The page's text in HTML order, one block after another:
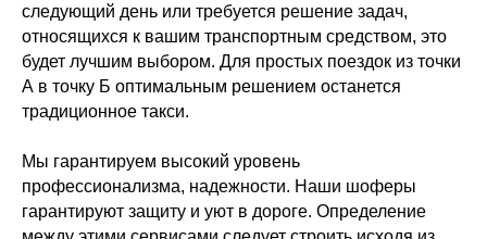
следующий день или требуется решение задач,
относящихся к вашим транспортным средством, это
будет лучшим выбором. Для простых поездок из точки
А в точку Б оптимальным решением останется
традиционное такси.
Мы гарантируем высокий уровень
профессионализма, надежности. Наши шоферы
гарантируют защиту и уют в дороге. Определение